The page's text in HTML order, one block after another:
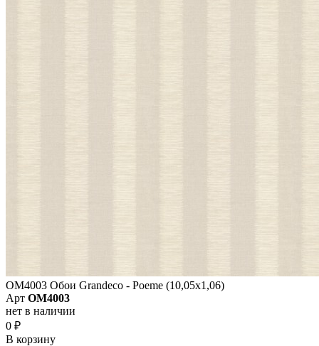
OM4003 Обои Grandeco - Poeme (10,05х1,06)
Арт OM4003
нет в наличии
0 ₽
В корзину